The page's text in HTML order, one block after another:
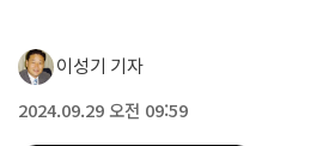
이성기 기자
2024.09.29 오전 09:59